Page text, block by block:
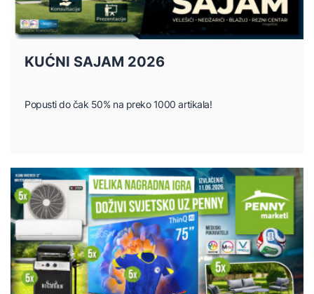
KUĆNI SAJAM 2026
Popusti do čak 50% na preko 1000 artikala!